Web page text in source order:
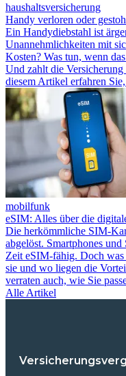
haushaltsversicherung
Handy verloren oder
Ein Handydiebstahl ist
Unannehmlichkeiten mit
Kosten? Was tun, wenn
Und zahlt die
diesem Artikel erfahren
mobilfunk
eSIM: Alles über die
Die herkömmliche SIM-
abgelöst. Smartphones
Zeit eSIM-fähig. Doch
sie und wo liegen die
verraten auch, wie Sie
Alle Artikel